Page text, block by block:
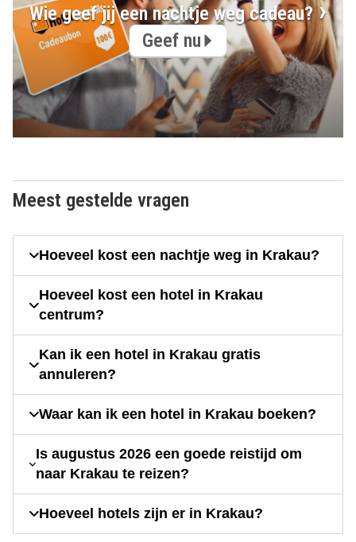
Wie geef jij een nachtje weg cadeau?
Geef nu
Meest gestelde vragen
Hoeveel kost een nachtje weg in Krakau?
Hoeveel kost een hotel in Krakau
centrum?
Kan ik een hotel in Krakau gratis
annuleren?
Waar kan ik een hotel in Krakau boeken?
Is augustus 2026 een goede reistijd om
naar Krakau te reizen?
Hoeveel hotels zijn er in Krakau?